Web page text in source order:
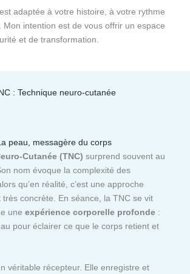
adaptée à votre histoire, à votre rythme
Mon intention est de vous offrir un espace
et de transformation.
: Technique neuro-cutanée
peau, messagère du corps
Cutanée (TNC) surprend souvent au
nom évoque la complexité des
qu’en réalité, c’est une approche
très concrète. En séance, la TNC se vit
une expérience corporelle profonde :
pour éclairer ce que le corps retient et
véritable récepteur. Elle enregistre et